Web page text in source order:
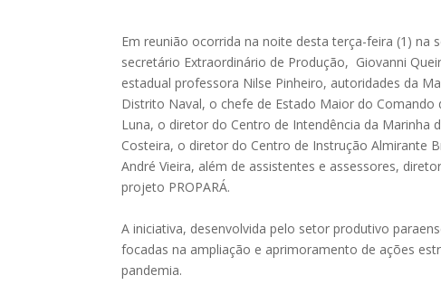
Em reunião ocorrida na noite desta terça-feira (1) na
secretário Extraordinário de Produção, Giovanni
estadual professora Nilse Pinheiro, autoridades da
Distrito Naval, o chefe de Estado Maior do
Luna, o diretor do Centro de Intendência da Marinha
Costeira, o diretor do Centro de Instrução Almirante
André Vieira, além de assistentes e assessores,
projeto PROPARÁ.
A iniciativa, desenvolvida pelo setor produtivo
focadas na ampliação e aprimoramento de ações
pandemia.